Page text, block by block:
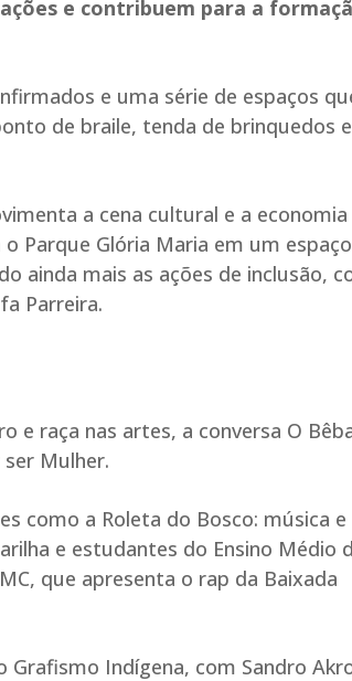
e contribuem para a
e uma série de espaços
de braile, tenda de brinquedos
a cena cultural e a
Parque Glória Maria em um
ainda mais as ações de inclusão,
Parreira.
e raça nas artes, a conversa O
Mulher.
como a Roleta do Bosco: música
e estudantes do Ensino Médio
que apresenta o rap da Baixada
Indígena, com Sandro